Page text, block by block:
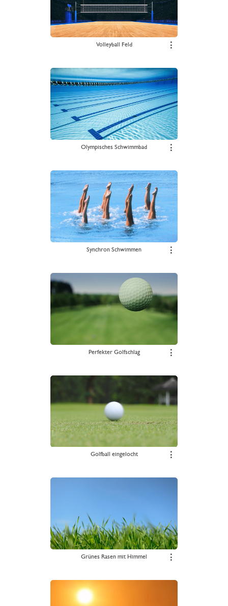
Volleyball Feld ⋮
Olympisches Schwimmbad ⋮
Synchron Schwimmen ⋮
Perfekter Golfschlag ⋮
Golfball eingelocht ⋮
Grünes Rasen mit Himmel ⋮